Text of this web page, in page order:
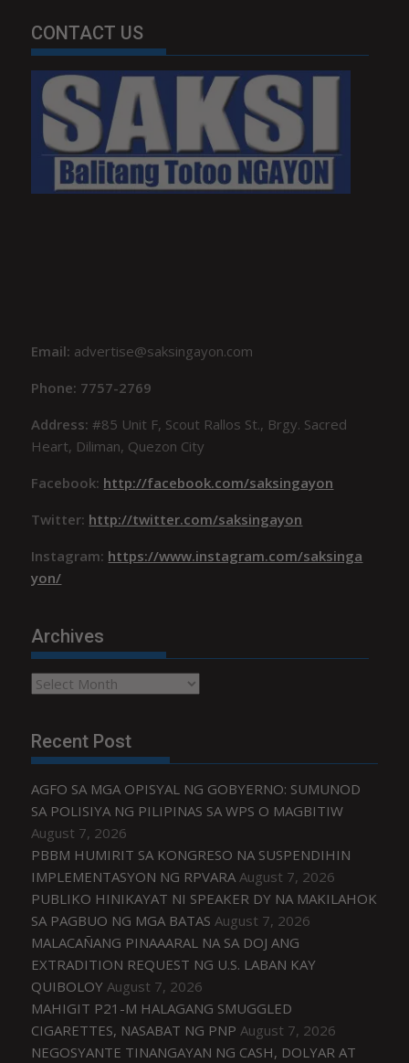
CONTACT US
Email: advertise@saksingayon.com
Phone: 7757-2769
Address:#85 Unit F, Scout Rallos St., Brgy. Sacred
Heart, Diliman, Quezon City
Facebook: http://facebook.com/saksingayon
Twitter: http://twitter.com/saksingayon
Instagram: https://www.instagram.com/saksinga
yon/
Archives
Archives
Recent Post
AGFO SA MGA OPISYAL NG GOBYERNO: SUMUNOD
SA POLISIYA NG PILIPINAS SA WPS O MAGBITIW
August 7, 2026
PBBM HUMIRIT SA KONGRESO NA SUSPENDIHIN
IMPLEMENTASYON NG RPVARA August 7, 2026
PUBLIKO HINIKAYAT NI SPEAKER DY NA MAKILAHOK
SA PAGBUO NG MGA BATAS August 7, 2026
MALACAÑANG PINAAARAL NA SA DOJ ANG
EXTRADITION REQUEST NG U.S. LABAN KAY
QUIBOLOY August 7, 2026
MAHIGIT P21-M HALAGANG SMUGGLED
CIGARETTES, NASABAT NG PNP August 7, 2026
NEGOSYANTE TINANGAYAN NG CASH, DOLYAR AT